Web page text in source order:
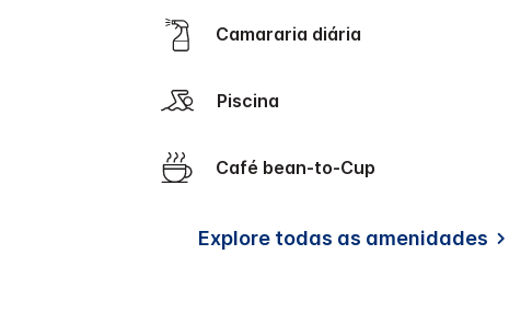
Camararia diária
Piscina
Café bean-to-Cup
Explore todas as amenidades